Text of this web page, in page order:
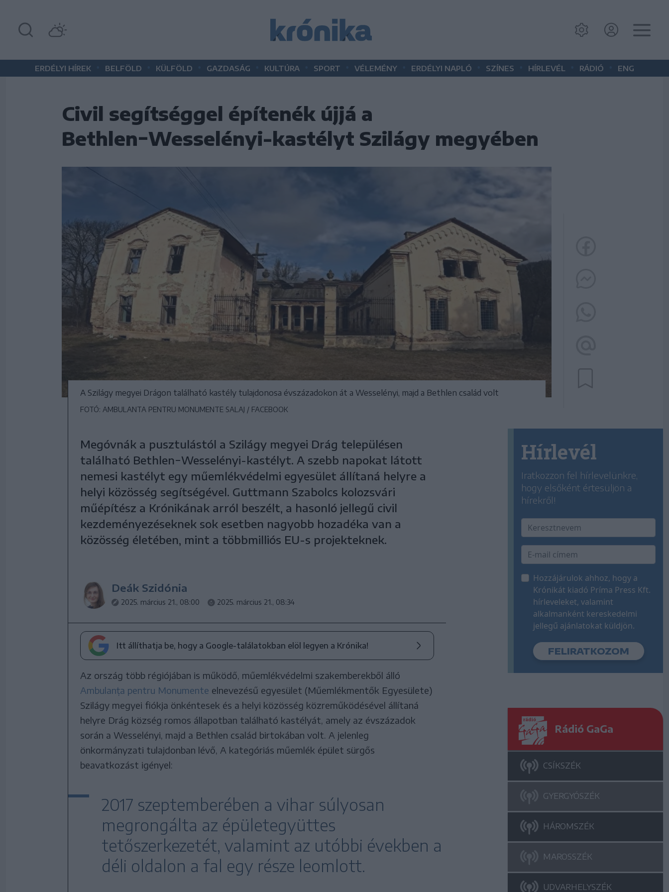
ERDÉLYI HÍREK BELFÖLD KÜLFÖLD GAZDASÁG KULTÚRA SPORT VÉLEMÉNY ERDÉLYI NAPLÓ SZÍNES HÍRLEVÉL RÁDIÓ ENG
Civil segítséggel építenék újjá a
Bethlen−Wesselényi-kastélyt Szilágy megyében
A Szilágy megyei Drágon található kastély tulajdonosa évszázadokon át a Wesselényi, majd a Bethlen család volt
FOTÓ: AMBULANTA PENTRU MONUMENTE SALAJ / FACEBOOK
Megóvnák a pusztulástól a Szilágy megyei Drág településen
található Bethlen−Wesselényi-kastélyt. A szebb napokat látott
nemesi kastélyt egy műemlékvédelmi egyesület állítaná helyre a
helyi közösség segítségével. Guttmann Szabolcs kolozsvári
műépítész a Krónikának arról beszélt, a hasonló jellegű civil
kezdeményezéseknek sok esetben nagyobb hozadéka van a
közösség életében, mint a többmilliós EU-s projekteknek.
Deák Szidónia
2025. március 21., 08:00 2025. március 21., 08:34
Itt állíthatja be, hogy a Google-találatokban elöl legyen a Krónika!
Az ország több régiójában is működő, műemlékvédelmi szakemberekből álló
Ambulanța pentru Monumente elnevezésű egyesület (Műemlékmentők Egyesülete)
Szilágy megyei fiókja önkéntesek és a helyi közösség közreműködésével állítaná
helyre Drág község romos állapotban található kastélyát, amely az évszázadok
során a Wesselényi, majd a Bethlen család birtokában volt. A jelenleg
önkormányzati tulajdonban lévő, A kategóriás műemlék épület sürgős
beavatkozást igényel:
2017 szeptemberében a vihar súlyosan
megrongálta az épületegyüttes
tetőszerkezetét, valamint az utóbbi években a
déli oldalon a fal egy része leomlott.
Hírlevél
Iratkozzon fel hírlevelünkre,
hogy elsőként értesüljön a
hírekről!
Hozzájárulok ahhoz, hogy a
Krónikát kiadó Príma Press Kft.
hírleveleket, valamint
alkalmanként kereskedelmi
jellegű ajánlatokat küldjön.
Rádió GaGa
CSÍKSZÉK
GYERGYÓSZÉK
HÁROMSZÉK
MAROSSZÉK
UDVARHELYSZÉK